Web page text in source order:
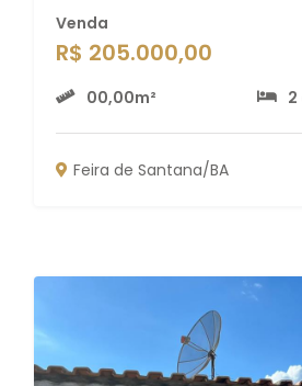
Venda
R$ 205.000,00
00,00m²
Feira de Santana/BA